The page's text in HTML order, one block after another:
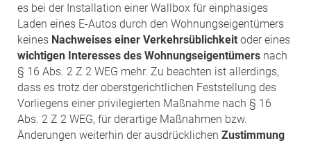
es bei der Installation einer Wallbox für einphasiges
Laden eines E-Autos durch den Wohnungseigentümers
keines Nachweises einer Verkehrsüblichkeit oder eines
wichtigen Interesses des Wohnungseigentümers nach
§ 16 Abs. 2 Z 2 WEG mehr. Zu beachten ist allerdings,
dass es trotz der oberstgerichtlichen Feststellung des
Vorliegens einer privilegierten Maßnahme nach § 16
Abs. 2 Z 2 WEG, für derartige Maßnahmen bzw.
Änderungen weiterhin der ausdrücklichen Zustimmung